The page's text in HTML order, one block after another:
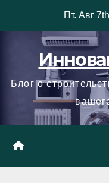
Пт. Авг
Блог о